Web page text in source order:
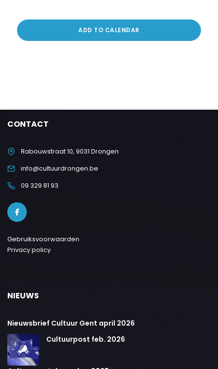
ADD TO CALENDAR
CONTACT
Rabouwstraat 10, 9031 Drongen
info@cultuurdrongen.be
09 329 81 93
Gebruiksvoorwaarden
Privacy policy
NIEUWS
Nieuwsbrief Cultuur Gent april 2026
Cultuurpost feb. 2026